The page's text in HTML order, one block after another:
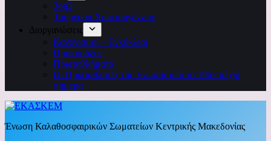
3on3
Τουρνουά Χριστουγέννων
Διοργανώσεις
Κανονισμοί – Εγκύκλιοι
Προκηρύξεις
Πρωταθλήματα
Οι Πρωταθλητές της Ένωσης από το 1967 μέχρι
σήμερα
Ένωση Καλαθοσφαιρικών Σωματείων Κεντρικής Μακεδονίας